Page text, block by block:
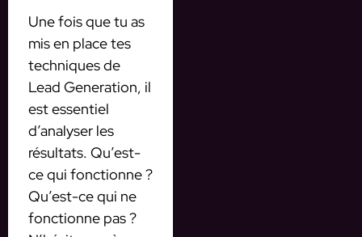
Une fois que tu as
mis en place tes
techniques de
Lead Generation, il
est essentiel
d’analyser les
résultats. Qu’est-
ce qui fonctionne ?
Qu’est-ce qui ne
fonctionne pas ?